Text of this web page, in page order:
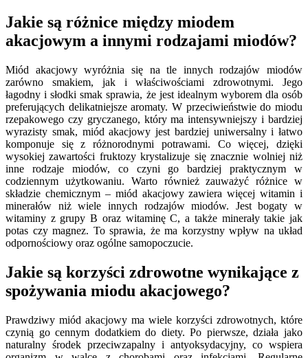
Jakie są różnice między miodem
akacjowym a innymi rodzajami miodów?
Miód akacjowy wyróżnia się na tle innych rodzajów miodów
zarówno smakiem, jak i właściwościami zdrowotnymi. Jego
łagodny i słodki smak sprawia, że jest idealnym wyborem dla osób
preferujących delikatniejsze aromaty. W przeciwieństwie do miodu
rzepakowego czy gryczanego, który ma intensywniejszy i bardziej
wyrazisty smak, miód akacjowy jest bardziej uniwersalny i łatwo
komponuje się z różnorodnymi potrawami. Co więcej, dzięki
wysokiej zawartości fruktozy krystalizuje się znacznie wolniej niż
inne rodzaje miodów, co czyni go bardziej praktycznym w
codziennym użytkowaniu. Warto również zauważyć różnice w
składzie chemicznym – miód akacjowy zawiera więcej witamin i
minerałów niż wiele innych rodzajów miodów. Jest bogaty w
witaminy z grupy B oraz witaminę C, a także minerały takie jak
potas czy magnez. To sprawia, że ma korzystny wpływ na układ
odpornościowy oraz ogólne samopoczucie.
Jakie są korzyści zdrowotne wynikające z
spożywania miodu akacjowego?
Prawdziwy miód akacjowy ma wiele korzyści zdrowotnych, które
czynią go cennym dodatkiem do diety. Po pierwsze, działa jako
naturalny środek przeciwzapalny i antyoksydacyjny, co wspiera